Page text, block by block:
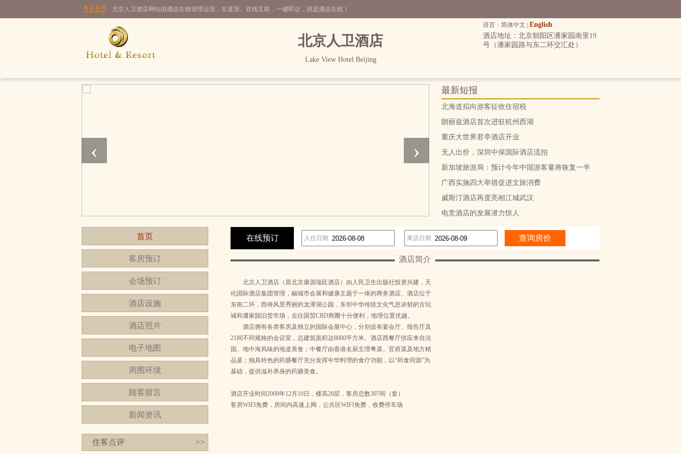
北京人卫酒店网站由酒店在线管理运营，非直营。在线互联，一键即达，就是酒店在线！
语言：简体中文 | English
北京人卫酒店
Lake View Hotel Beijing
酒店地址：北京朝阳区潘家园南里19
号（潘家园路与东二环交汇处）
‹ ›
最新短报
北海道拟向游客征收住宿税
朗丽兹酒店首次进驻杭州西湖
重庆大世界君亭酒店开业
无人出价，深圳中保国际酒店流拍
新加坡旅游局：预计今年中国游客量将恢复一半
广西实施四大举措促进文旅消费
威斯汀酒店再度亮相江城武汉
电竞酒店的发展潜力惊人
首页
客房预订
会场预订
酒店设施
酒店照片
电子地图
周围环境
顾客留言
新闻资讯
住客点评 >>
在线预订 入住日期 离店日期
酒店简介
北京人卫酒店（ 原北京康源瑞廷酒店）由人民卫生出版社投资兴建，天
伦国际酒店集团管理，融城市会展和健康主题于一体的商务酒店。酒店位于
东南二环，西倚风景秀丽的龙潭湖公园，东邻中华传统文化气息浓郁的古玩
城和潘家园旧货市场，去往国贸CBD商圈十分便利，地理位置优越。
酒店拥有各类客房及独立的国际会展中心，分别设有宴会厅、报告厅及
21间不同规格的会议室，总建筑面积达8000平方米。酒店西餐厅供应来自法
国、地中海风味的地道美食；中餐厅由香港名厨主理粤菜、官府菜及地方精
品菜；独具特色的药膳餐厅充分发挥中华料理的食疗功能，以“药食同源”为
基础，提供滋补养身的药膳美食。
酒店开业时间2009年12月10日，楼高28层，客房总数307间（套）
客房WIFI免费，房间内高速上网，公共区WIFI免费，收费停车场